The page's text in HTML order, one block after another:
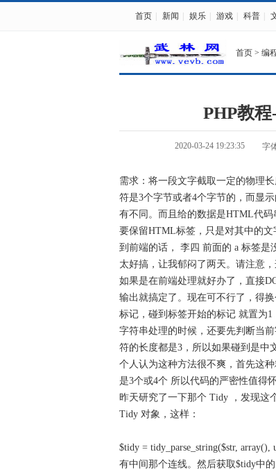
首页 新闻 娱乐 游戏 科普
首页 > 编
PHP教
2020-03-24 19:23:35 字
需求：将一段文字截取一定的物理
符是3个字节或者4个字节的，而显
有不同。而且给的数据是HTML代
要保留HTML标签，只是对其中的
到前端的话， 李四 前面的 a 标签
太好搞，让我郁闷了两天。请注意
如果是在前端处理就好办了，直接
输出就搞定了。现在可不行了，得
标记，碰到标签开始的标记 就置为
字符串处理的时候，还要先判断当
符的长度都是3，所以如果碰到是中
个人认为这种方法很不爽，首先这
是3个或4个 所以代码的严密性值得
昨天研究了一下那个 Tidy ，发现这
Tidy 对象，这样：
$tidy = tidy_parse_string($str,
有中间那个连线。然后获取$tidy中